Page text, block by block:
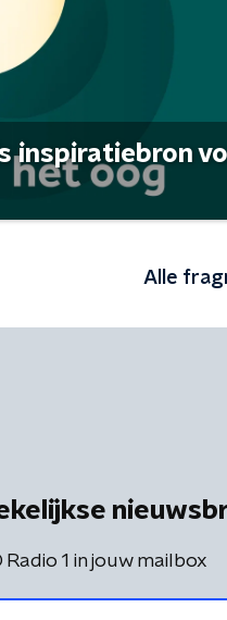
inspiratiebron
Alle
1 in jouw mailbox